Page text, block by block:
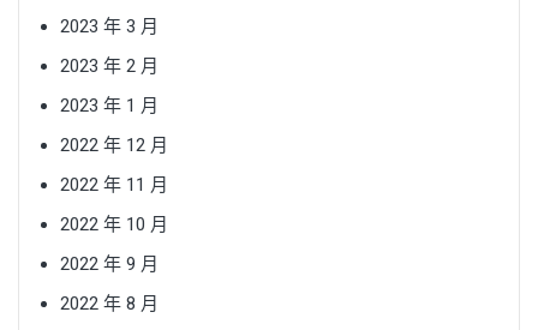
2023 年 3 月
2023 年 2 月
2023 年 1 月
2022 年 12 月
2022 年 11 月
2022 年 10 月
2022 年 9 月
2022 年 8 月